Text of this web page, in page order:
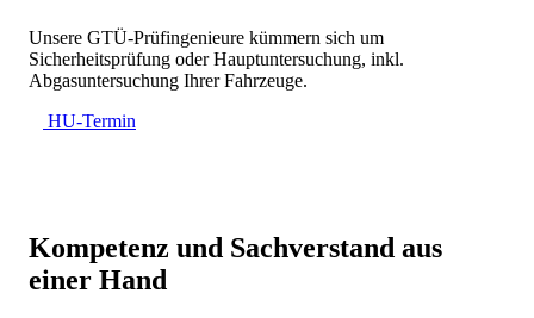
Unsere GTÜ-Prüfingenieure kümmern sich um
Sicherheitsprüfung oder Hauptuntersuchung, inkl.
Abgasuntersuchung Ihrer Fahrzeuge.
HU-Termin
Kompetenz und Sachverstand aus
einer Hand